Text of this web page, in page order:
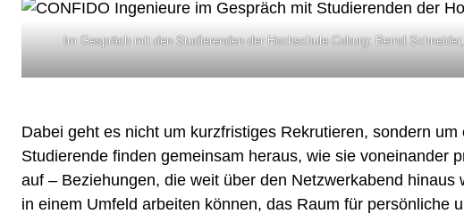
Im Gespräch mit den Studierenden der Hochschule Coburg: Bernd
Dabei geht es nicht um kurzfristiges Rekrutieren, sondern
Studierende finden gemeinsam heraus, wie sie voneinander
auf – Beziehungen, die weit über den Netzwerkabend
in einem Umfeld arbeiten können, das Raum für persönliche